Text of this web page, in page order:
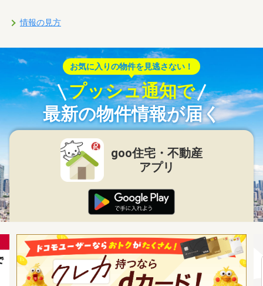
情報の見方
お気に入りの物件を見逃さない！
プッシュ通知で
最新の物件情報が届く
goo住宅・不動産
アプリ